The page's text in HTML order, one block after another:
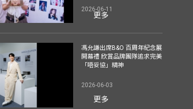
2026-06-11
更多
馮允謙出席B&O 百周年紀念展
開幕禮 欣賞品牌團隊追求完美
「唔妥協」精神
2026-06-03
更多